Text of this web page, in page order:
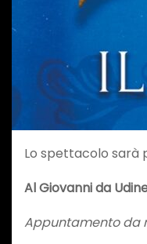
Lo spettacolo sarà
Al Giovanni da
Appuntamento da